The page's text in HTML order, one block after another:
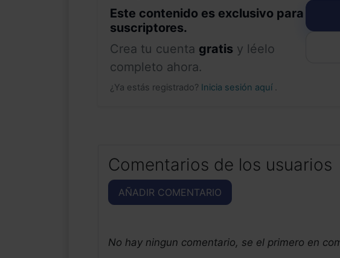
Este contenido es exclusivo para
suscriptores.
Crea tu cuenta gratis y léelo
completo ahora.
¿Ya estás registrado? Inicia sesión aquí .
Comentarios de los usuarios
AÑADIR COMENTARIO
No hay ningun comentario, se el primero en